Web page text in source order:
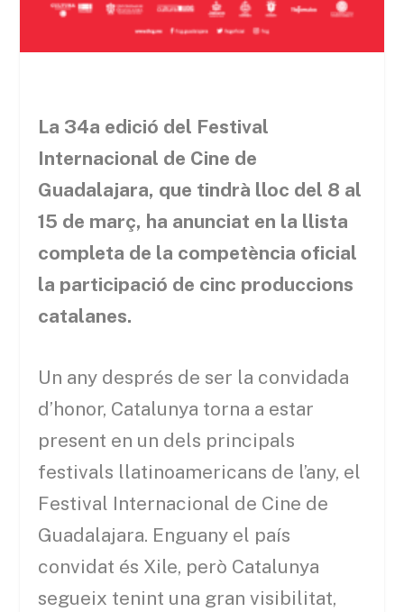
La 34a edició del Festival
Internacional de Cine de
Guadalajara, que tindrà lloc del 8 al
15 de març, ha anunciat en la llista
completa de la competència oficial
la participació de cinc produccions
catalanes.
Un any després de ser la convidada
d’honor, Catalunya torna a estar
present en un dels principals
festivals llatinoamericans de l’any, el
Festival Internacional de Cine de
Guadalajara. Enguany el país
convidat és Xile, però Catalunya
segueix tenint una gran visibilitat,